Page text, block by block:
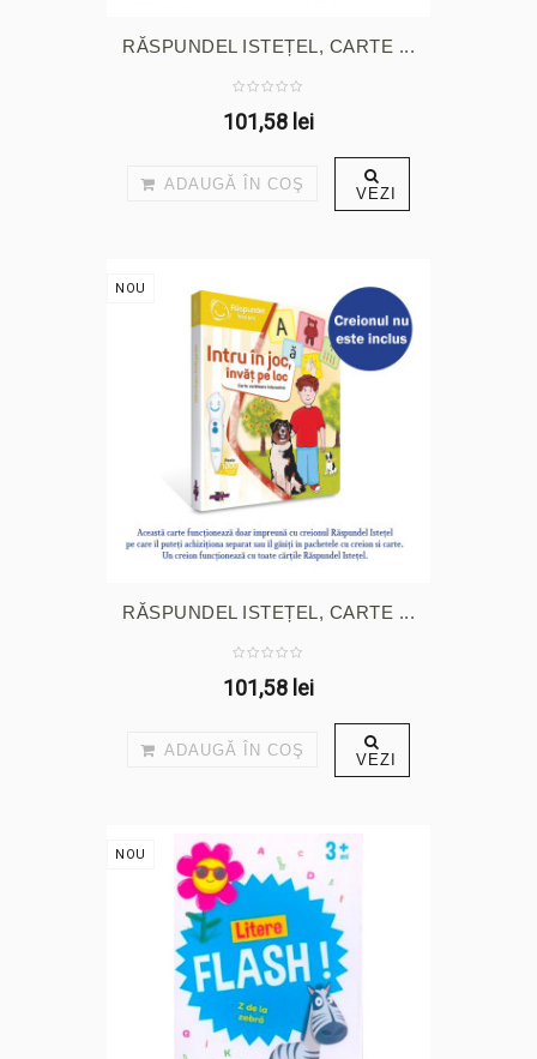
RĂSPUNDEL ISTEȚEL, CARTE ...
101,58 lei
ADAUGĂ ÎN COŞ VEZI
NOU
RĂSPUNDEL ISTEȚEL, CARTE ...
101,58 lei
ADAUGĂ ÎN COŞ VEZI
NOU